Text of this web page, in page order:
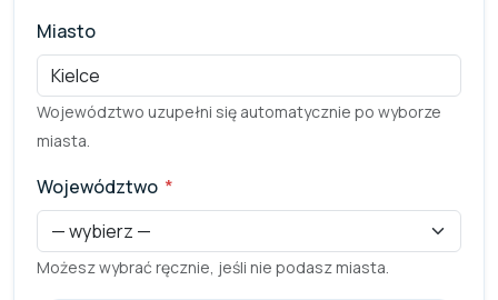
Miasto
Województwo uzupełni się automatycznie po wyborze
miasta.
Województwo *
Pole wymagane
Możesz wybrać ręcznie, jeśli nie podasz miasta.